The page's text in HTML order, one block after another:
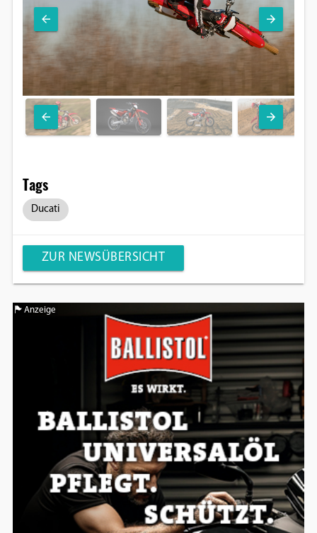
Tags
Ducati
ZUR NEWSÜBERSICHT
Anzeige